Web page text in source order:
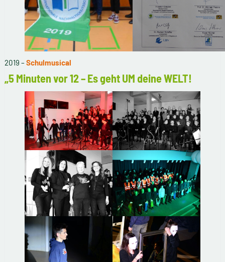
2019 –Schulmusical
„5 Minuten vor 12 – Es geht UM deine WELT!